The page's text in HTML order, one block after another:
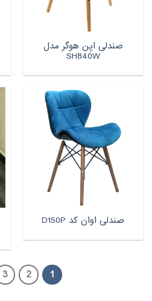
صندلی اپن هوگر مدل
SH840W
صندلی اوان کد D150P
1
2
3